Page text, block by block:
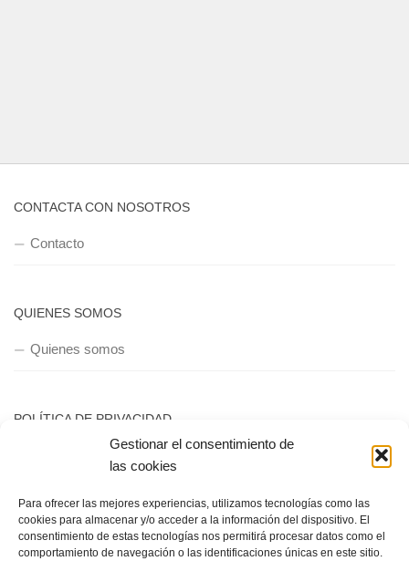
Gestionar el consentimiento de
las cookies
Para ofrecer las mejores experiencias, utilizamos tecnologías como las
cookies para almacenar y/o acceder a la información del dispositivo. El
consentimiento de estas tecnologías nos permitirá procesar datos como el
comportamiento de navegación o las identificaciones únicas en este sitio.
CONTACTA CON NOSOTROS
Contacto
QUIENES SOMOS
Quienes somos
POLÍTICA DE PRIVACIDAD